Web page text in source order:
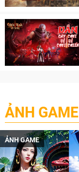
ẢNH GAME
ẢNH GAME